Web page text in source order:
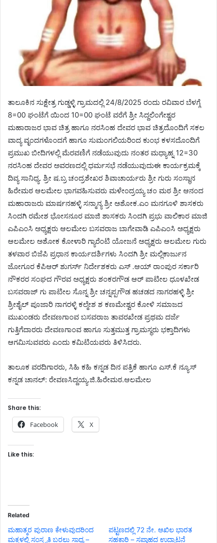
ತಾಲೂಕಿನ ಸುಕ್ಷೇತ್ರ ಗುಡ್ಡಳ್ಳಿ ಗ್ರಾಮದಲ್ಲಿ 24/8/2025 ರಂದು ರವಿವಾರ ಬೆಳಗ್ಗೆ
8=00 ಘಂಟೆಗೆ ಯಿಂದ 10=00 ಘಂಟೆ ವರೆಗೆ ಶ್ರೀ ಸಿದ್ದಲಿಂಗೇಶ್ವರ
ಮಹಾರಾಜರ ಭಾವ ಚಿತ್ರ ಹಾಗೂ ನರಸಿಂಹ ದೇವರ ಭಾವ ಚಿತ್ರದೊಂದಿಗೆ ಸಕಲ
ವಾದ್ಯ ವೃಂದಗಳೊಂದಗೆ ಹಾಗೂ ಸುಮಂಗಲಿಯರಿಂದ ಕುಂಭ ಕಳಸದೊಂದಿಗೆ
ಪ್ರಮುಖ ಬೀದಿಗಳಲ್ಲಿ ಮೆರವಣಿಗೆ ನಡೆಯುವುದು ನಂತರ ಮಧ್ಯಾಹ್ನ 12=30
ನರಸಿಂಹ ದೇವರ ಅವರಣದಲ್ಲಿ ಧರ್ಮಸಭೆ ನಡೆಯುವುದುಈ ಕಾರ್ಯಕ್ರಮಕ್ಕೆ
ದಿವ್ಯ ಸಾನಿಧ್ಯ. ಶ್ರೀ ಷ.ಬ್ರ ಚಂದ್ರಶೇಖರ ಶಿವಾಚಾರ್ಯರು ಶ್ರೀ ಗುರು ಸಂಸ್ಥಾನ
ಹಿರೇಮಠ ಆಲಮೇಲ ಭಾಗವಹಿಸುವರು ಮಳೇಂದ್ರಯ್ಯ ಚಂ ಮಠ ಶ್ರೀ ಆನಂದ
ಮಹಾರಾಜರು ಮಾರ್ಷನಹಳ್ಳಿ ಸನ್ಮಾನ್ಯ ಶ್ರೀ ಅಶೋಕ.ಎಂ ಮನಗೂಳಿ ಶಾಸಕರು
ಸಿಂದಗಿ ರಮೇಶ ಭೋಸನೂರ ಮಾಜಿ ಶಾಸಕರು ಸಿಂದಗಿ ಪ್ರಭು ವಾಲಿಕಾರ ಮಾಜಿ
ಎಪಿಎಂಸಿ ಅಧ್ಯಕ್ಷರು ಆಲಮೇಲ ಬಸವರಾಜ ಬಾಗೇವಾಡಿ ಎಪಿಎಂಸಿ ಅಧ್ಯಕ್ಷರು
ಆಲಮೇಲ ಅಶೋಕ ಕೋಳಾರಿ ಗ್ಯಾರೆಂಟಿ ಯೋಜನೆ ಅಧ್ಯಕ್ಷರು ಆಲಮೇಲ ಗುರು
ತಳವಾರ ಬಿಜೆಪಿ ಪ್ರಧಾನ ಕಾರ್ಯದರ್ಶಿಗಳು ಸಿಂದಗಿ ಶ್ರೀ ಮಲ್ಲಿಕಾರ್ಜುನ
ಜೋಗೂರ ಕೆಪಿಆರ್ ಶುಗರ್ಸ್ ನಿರ್ದೇಶಕರು ಎಸ್ .ಆಯ್ ರಾಂಪುರ ಸರ್ಕಾರಿ
ನೌಕರರ ಸಂಘದ ಗೌರವ ಅಧ್ಯಕ್ಷರು ಶಂಕರಗೌಡ ಆರ್ ಪಾಟೀಲ ಧೂಳಖೇಡ
ಬಸವರಾಜ್ ಗು ಪಾಟೀಲ ಸೊನ್ನ ಶ್ರೀ ಚನ್ನಪ್ಪಗೌಡ ಹಚಡದ ನಾಗರಹಳ್ಳಿ ಶ್ರೀ
ಶ್ರೀಶೈಲ್ ಪೂಜಾರಿ ನಾಗರಳ್ಳಿ ಕಲ್ಮೇಶ ಶ ಕಣಮೇಶ್ವರ ಕೋಳಿ ಸಮಾಜದ
ಮುಖಂಡರು ದೇವಣಗಾಂವ ಬಸವರಾಜ ತಾವರಖೇಡ ಪ್ರಥಮ ದರ್ಜೆ
ಗುತ್ತಿಗೆದಾರರು ದೇವಣಗಾಂವ ಹಾಗೂ ಸುತ್ತಮುತ್ತ ಗ್ರಾಮಸ್ಥರು ಭಕ್ತಾದಿಗಳು
ಆಗಮಿಸುವವರು ಎಂದು ಕಮಿಟಿಯವರು ತಿಳಿಸಿದರು.
ತಾಲೂಕ ವರದಿಗಾರರು, ಸಿಹಿ ಕಹಿ ಕನ್ನಡ ದಿನ ಪತ್ರಿಕೆ ಹಾಗೂ ಎಸ್.ಕೆ ನ್ಯೂಸ್
ಕನ್ನಡ ಚಾನಲ್: ರೇವಣಸಿದ್ದಯ್ಯ.ಜಿ.ಹಿರೇಮಠ.ಆಲಮೇಲ
Share this:
Facebook X
Like this:
Related
ಮಹಾತ್ಮರ ಪುರಾಣ ಕೇಳುವುದರಿಂದ
ಮಕ್ಕಳಲ್ಲಿ ಸಂಸ್ಕೃತಿ ಬರಲು ಸಾಧ್ಯ –
ಪಟ್ಟಣದಲ್ಲಿ 72 ನೇ. ಆಖಿಲ ಭಾರತ
ಸಹಕಾರಿ – ಸಪ್ತಾಹದ ಉದ್ಘಾಟನೆ